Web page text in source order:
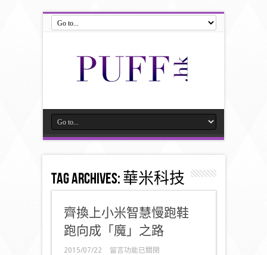
Tag Archives:華米科技
齊換上小米智慧慢跑鞋
跑向成「魔」之路
2015/07/22
在
留言功能已關閉